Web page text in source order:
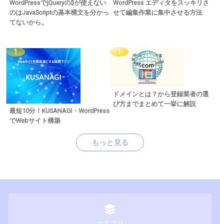
WordPressでjQueryの$が使えない
のはJavaScriptの基本構文を分かっ
てないから。
WordPress エディタをスッキリさ
せて編集作業に集中させる方法
最短10分！KUSANAGI・WordPress
でWebサイト構築
ドメインとは？から登録業者の選
び方までまとめて一挙に解説
もっと見る